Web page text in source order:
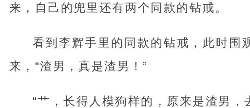
来，自己的兜里还有两个同款的钻戒。
看到李辉手里的同款的钻戒，此时围
来，“渣男，真是渣男！”
“艹，长得人模狗样的，原来是渣男